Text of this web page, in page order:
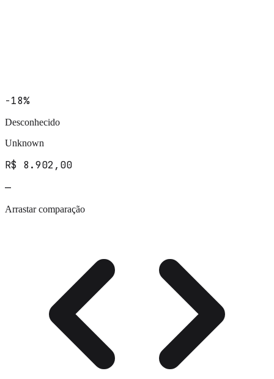
−18%
Desconhecido
Unknown
R$ 8.902,00
—
Arrastar comparação